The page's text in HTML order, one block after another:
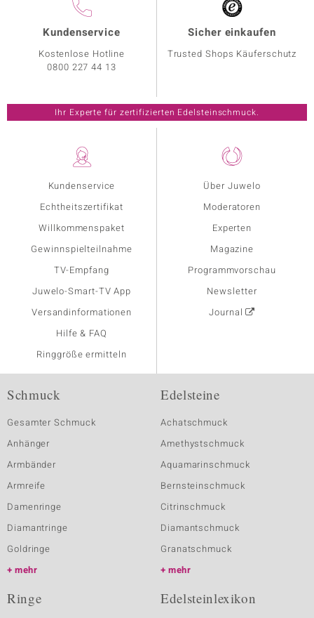
Kundenservice
Echtheitszertifikat
Willkommenspaket
Gewinnspielteilnahme
TV-Empfang
Juwelo-Smart-TV App
Versandinformationen
Hilfe & FAQ
Ringgröße ermitteln
Über Juwelo
Moderatoren
Experten
Magazine
Programmvorschau
Newsletter
Journal
Kundenservice
Kostenlose Hotline
0800 227 44 13
Sicher einkaufen
Trusted Shops Käuferschutz
Ihr Experte für zertifizierten Edelsteinschmuck.
Schmuck
Gesamter Schmuck
Anhänger
Armbänder
Armreife
Damenringe
Diamantringe
Goldringe
mehr
Edelsteine
Achatschmuck
Amethystschmuck
Aquamarinschmuck
Bernsteinschmuck
Citrinschmuck
Diamantschmuck
Granatschmuck
mehr
Ringe Edelsteinlexikon